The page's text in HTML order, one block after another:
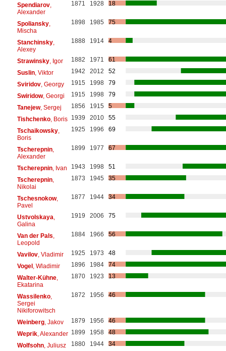
Spendiarov,
Alexander
1871 1928 18
Spoliansky,
Mischa
1898 1985 75
Stanchinsky,
Alexey
1888 1914 4
Strawinsky, Igor 1882 1971
61
Suslin, Viktor 1942 2012
52
Sviridov, Georgy 1915 1998
79
Swiridow, Georgi 1915 1998
79
Tanejew, Sergej 1856 1915
5
Tishchenko, Boris 1939 2010
55
Tschaikowsky,
Boris
1925 1996 69
Tscherepnin,
Alexander
1899 1977 67
Tscherepnin, Ivan 1943 1998
51
Tscherepnin,
Nikolai
1873 1945 35
Tschesnokow,
Pavel
1877 1944 34
Ustvolskaya
Galina
1919 2006 75
Van der Pals
Leopold
1884 1966 56
Vavilov, Vladimir 1925 1973
48
Vogel, Wladimir 1896 1984
74
Walter-Kühne,
Ekatarina
1870 1923 13
Wassilenko,
Sergei
Nikiforowitsch
1872 1956 46
Weinberg, Jakov 1879 1956
46
Weprik, Alexander 1899 1958
48
Wolfsohn, Juliusz 1880 1944
34